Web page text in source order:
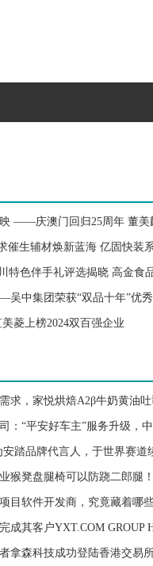
回归25周年 董美麟皇家珠宝服饰公益盛典璀
材焕新蓝海 亿固快装系统抢占家装焕新
色伴手礼评选揭晓 高金食品榜上
集团荣获“双品十年”优秀经典
菱上榜2024双百强企业
家悦烘焙A2β牛奶黄油吐司重新定义鲜
主”服务升级，中国平安构建“车+家+人”全新
品牌代言人，于世界赛道续写“永
猴凳盘腿椅可以防跷二郎腿！
软件开发商，究竟藏着哪些行业秘
HOLDING Ltd（纳斯达克股票代码：YXT）105万美元的注册
拿森科技成功登陆香港交易